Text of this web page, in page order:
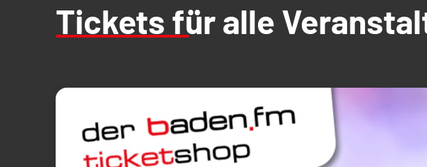
Tickets für alle